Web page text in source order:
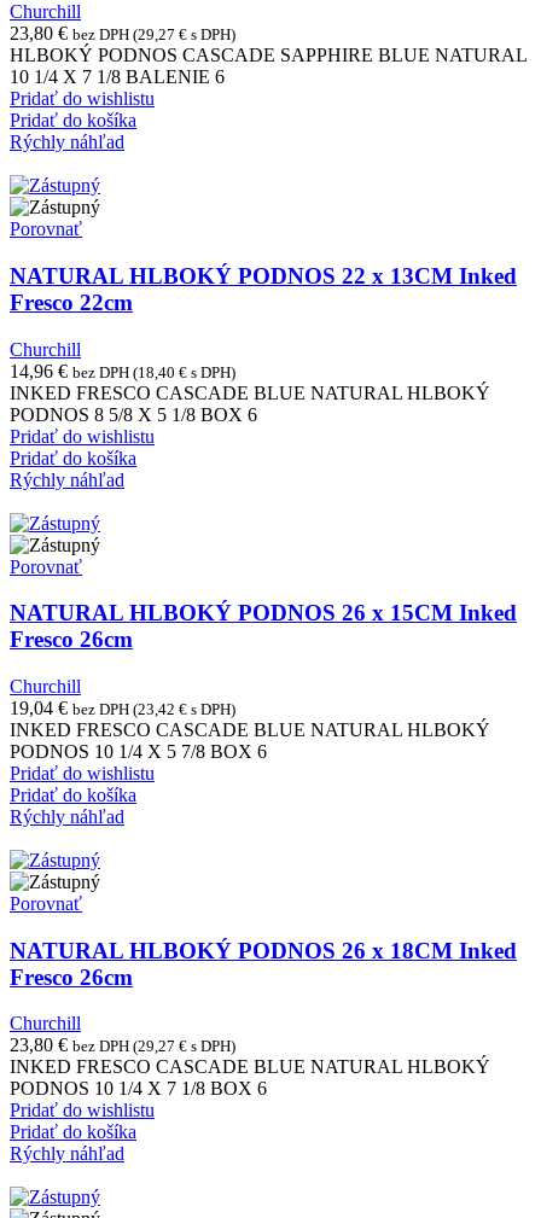
Churchill
23,80 € bez DPH (29,27 € s DPH)
HLBOKÝ PODNOS CASCADE SAPPHIRE BLUE NATURAL
10 1/4 X 7 1/8 BALENIE 6
Pridať do wishlistu
Pridať do košíka
Rýchly náhľad
Porovnať
NATURAL HLBOKÝ PODNOS 22 x 13CM Inked
Fresco 22cm
Churchill
14,96 € bez DPH (18,40 € s DPH)
INKED FRESCO CASCADE BLUE NATURAL HLBOKÝ
PODNOS 8 5/8 X 5 1/8 BOX 6
Pridať do wishlistu
Pridať do košíka
Rýchly náhľad
Porovnať
NATURAL HLBOKÝ PODNOS 26 x 15CM Inked
Fresco 26cm
Churchill
19,04 € bez DPH (23,42 € s DPH)
INKED FRESCO CASCADE BLUE NATURAL HLBOKÝ
PODNOS 10 1/4 X 5 7/8 BOX 6
Pridať do wishlistu
Pridať do košíka
Rýchly náhľad
Porovnať
NATURAL HLBOKÝ PODNOS 26 x 18CM Inked
Fresco 26cm
Churchill
23,80 € bez DPH (29,27 € s DPH)
INKED FRESCO CASCADE BLUE NATURAL HLBOKÝ
PODNOS 10 1/4 X 7 1/8 BOX 6
Pridať do wishlistu
Pridať do košíka
Rýchly náhľad